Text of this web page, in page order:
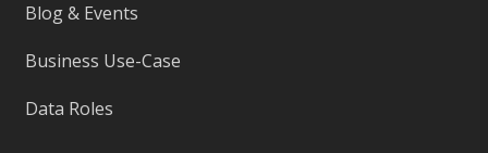
Blog & Events
Business Use-Case
Data Roles